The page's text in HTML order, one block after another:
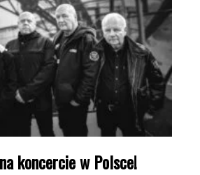
koncercie w Polsce!